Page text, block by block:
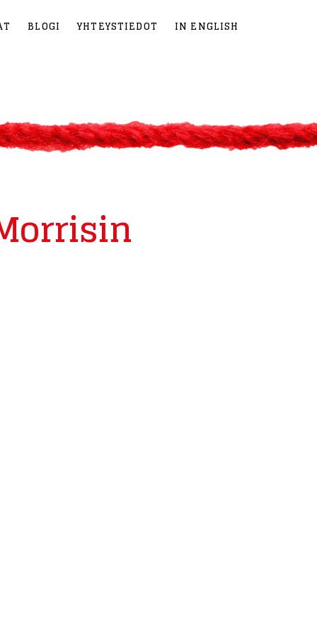
BLOGI YHTEYSTIEDOT IN ENGLISH